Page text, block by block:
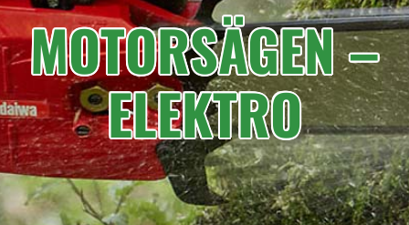
MOTORSÄGEN –
ELEKTRO